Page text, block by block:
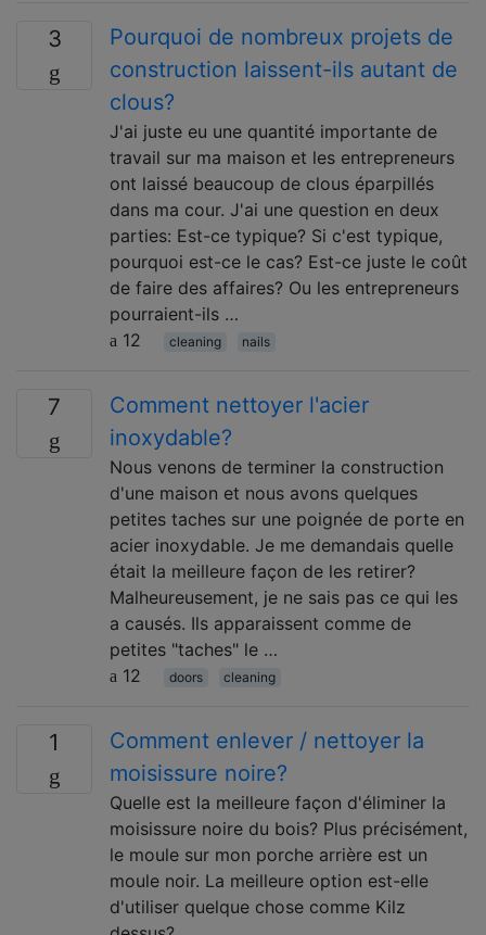
3
Pourquoi de nombreux projets de
construction laissent-ils autant de
clous?
J'ai juste eu une quantité importante de
travail sur ma maison et les entrepreneurs
ont laissé beaucoup de clous éparpillés
dans ma cour. J'ai une question en deux
parties: Est-ce typique? Si c'est typique,
pourquoi est-ce le cas? Est-ce juste le coût
de faire des affaires? Ou les entrepreneurs
pourraient-ils …
12
cleaning nails
7
Comment nettoyer l'acier
inoxydable?
Nous venons de terminer la construction
d'une maison et nous avons quelques
petites taches sur une poignée de porte en
acier inoxydable. Je me demandais quelle
était la meilleure façon de les retirer?
Malheureusement, je ne sais pas ce qui les
a causés. Ils apparaissent comme de
petites "taches" le …
12
doors cleaning
1
Comment enlever / nettoyer la
moisissure noire?
Quelle est la meilleure façon d'éliminer la
moisissure noire du bois? Plus précisément,
le moule sur mon porche arrière est un
moule noir. La meilleure option est-elle
d'utiliser quelque chose comme Kilz